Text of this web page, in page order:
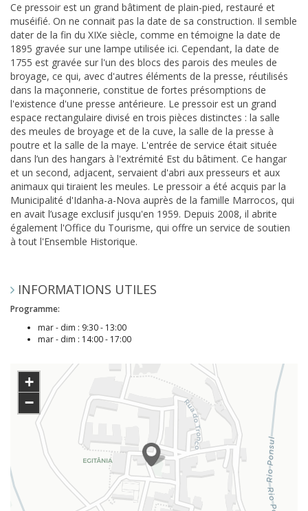
Ce pressoir est un grand bâtiment de plain-pied, restauré et
muséifié. On ne connait pas la date de sa construction. Il semble
dater de la fin du XIXe siècle, comme en témoigne la date de
1895 gravée sur une lampe utilisée ici. Cependant, la date de
1755 est gravée sur l'un des blocs des parois des meules de
broyage, ce qui, avec d'autres éléments de la presse, réutilisés
dans la maçonnerie, constitue de fortes présomptions de
l'existence d'une presse antérieure. Le pressoir est un grand
espace rectangulaire divisé en trois pièces distinctes : la salle
des meules de broyage et de la cuve, la salle de la presse à
poutre et la salle de la maye. L'entrée de service était située
dans l’un des hangars à l'extrémité Est du bâtiment. Ce hangar
et un second, adjacent, servaient d'abri aux presseurs et aux
animaux qui tiraient les meules. Le pressoir a été acquis par la
Municipalité d'Idanha-a-Nova auprès de la famille Marrocos, qui
en avait l’usage exclusif jusqu'en 1959. Depuis 2008, il abrite
également l'Office du Tourisme, qui offre un service de soutien
à tout l'Ensemble Historique.
INFORMATIONS UTILES
Programme:
mar - dim : 9:30 - 13:00
mar - dim : 14:00 - 17:00
+
−